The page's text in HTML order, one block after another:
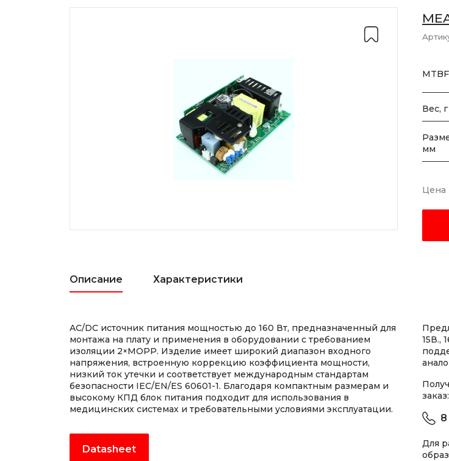
MTBF
Вес, г
мм
Цена
Описание Характеристики
AC/DC источник питания мощностью до 160 Вт, предназначенный для
монтажа на плату и применения в оборудовании с требованием
изоляции 2×MOPP. Изделие имеет широкий диапазон входного
напряжения, встроенную коррекцию коэффициента мощности,
низкий ток утечки и соответствует международным стандартам
безопасности IEC/EN/ES 60601-1. Благодаря компактным размерам и
высокому КПД блок питания подходит для использования в
медицинских системах и требовательными условиями эксплуатации.
Datasheet
15В.,
заказ:
Для